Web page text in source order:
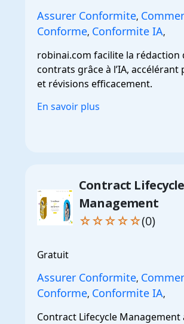
Assurer Conformite,
Conforme, Conformite IA,
robinai.com facilite la rédaction
contrats grâce à l’IA, accélérant
et révisions efficacement.
En savoir plus
Contract Lifecycle
Management
☆☆☆☆☆(0)
Gratuit
Assurer Conformite,
Conforme, Conformite IA,
Contract Lifecycle